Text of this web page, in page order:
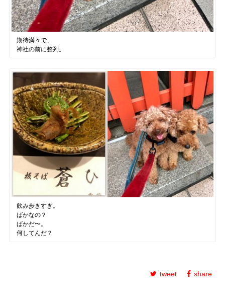
期待満々で、
神社の前に整列。
飲み歩きすぎ。
ばかなの？
ばかだ〜。
何してんだ？
tweet share